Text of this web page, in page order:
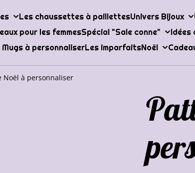
Les chaussettes à paillettesUnivers Bijoux
pour les femmesSpécial "Sale conne" Idées
Mugs à personnaliserLes imparfaitsNoël
Noël à personnaliser